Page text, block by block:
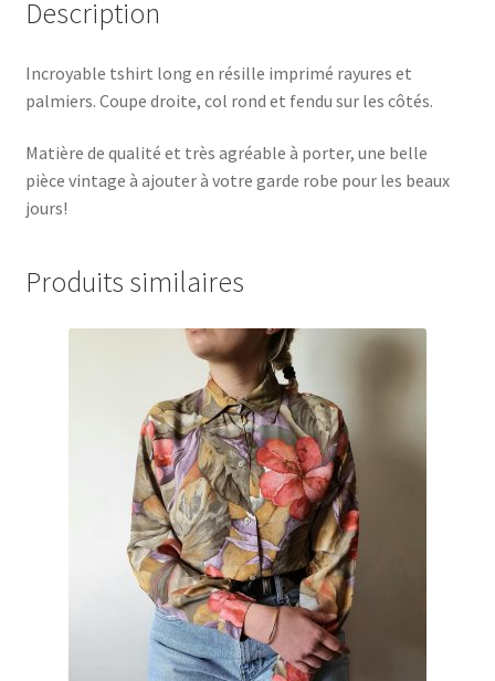
Description
Incroyable tshirt long en résille imprimé rayures et
palmiers. Coupe droite, col rond et fendu sur les côtés.
Matière de qualité et très agréable à porter, une belle
pièce vintage à ajouter à votre garde robe pour les beaux
jours!
Produits similaires